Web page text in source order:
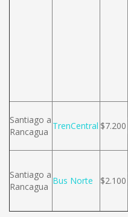
Santiago a
Rancagua
TrenCentral $7.200
Santiago a
Rancagua
Bus Norte $2.100